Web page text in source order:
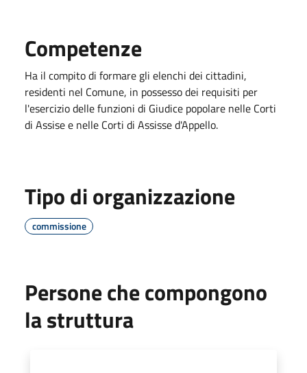
Competenze
Ha il compito di formare gli elenchi dei cittadini,
residenti nel Comune, in possesso dei requisiti per
l'esercizio delle funzioni di Giudice popolare nelle Corti
di Assise e nelle Corti di Assisse d'Appello.
Tipo di organizzazione
commissione
Persone che compongono
la struttura